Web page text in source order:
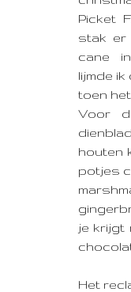
Picket
stak er
cane
lijmde
toen
Voor
houten
potjes
je krijgt
Het